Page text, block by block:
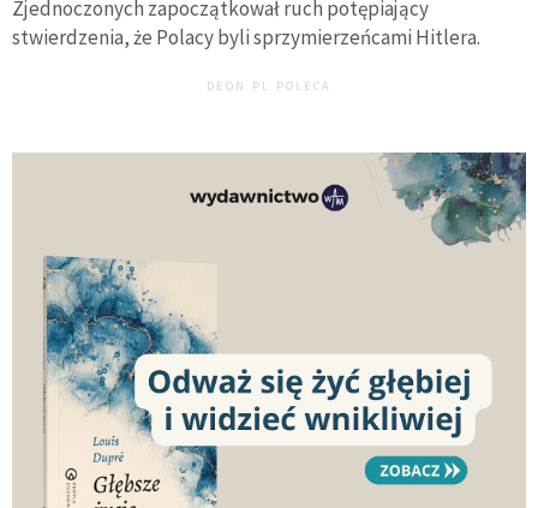
Zjednoczonych zapoczątkował ruch potępiający
stwierdzenia, że Polacy byli sprzymierzeńcami Hitlera.
DEON.PL POLECA